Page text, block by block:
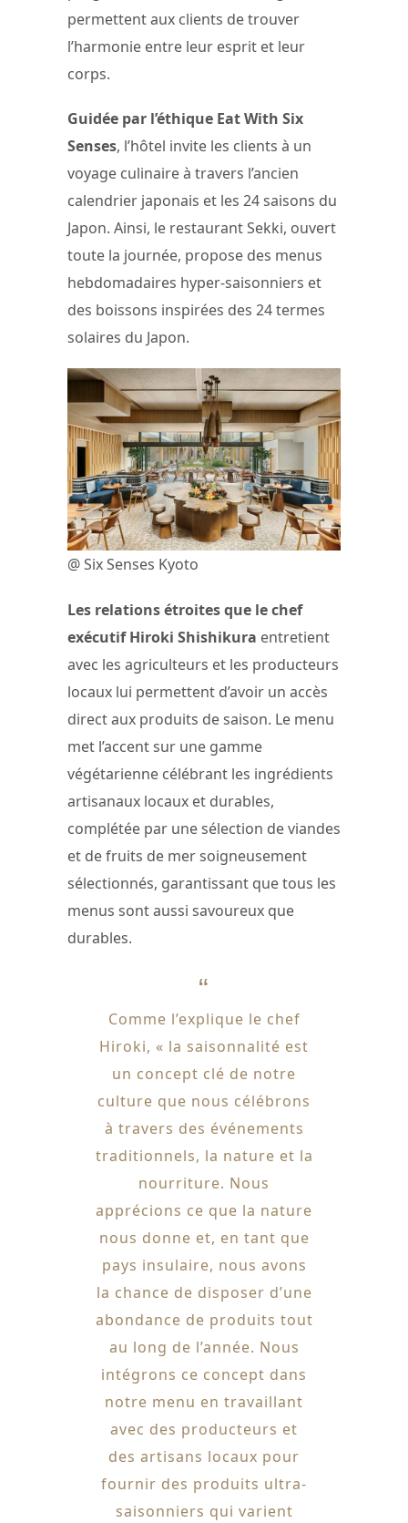
permettent aux clients de trouver
l’harmonie entre leur esprit et leur
corps.
Guidée par l’éthique Eat With Six
Senses, l’hôtel invite les clients à un
voyage culinaire à travers l’ancien
calendrier japonais et les 24 saisons du
Japon. Ainsi, le restaurant Sekki, ouvert
toute la journée, propose des menus
hebdomadaires hyper-saisonniers et
des boissons inspirées des 24 termes
solaires du Japon.
@ Six Senses Kyoto
Les relations étroites que le chef
exécutif Hiroki Shishikura entretient
avec les agriculteurs et les producteurs
locaux lui permettent d’avoir un accès
direct aux produits de saison. Le menu
met l’accent sur une gamme
végétarienne célébrant les ingrédients
artisanaux locaux et durables,
complétée par une sélection de viandes
et de fruits de mer soigneusement
sélectionnés, garantissant que tous les
menus sont aussi savoureux que
durables.
Comme l’explique le chef
Hiroki, « la saisonnalité est
un concept clé de notre
culture que nous célébrons
à travers des événements
traditionnels, la nature et la
nourriture. Nous
apprécions ce que la nature
nous donne et, en tant que
pays insulaire, nous avons
la chance de disposer d’une
abondance de produits tout
au long de l’année. Nous
intégrons ce concept dans
notre menu en travaillant
avec des producteurs et
des artisans locaux pour
fournir des produits ultra-
saisonniers qui varient